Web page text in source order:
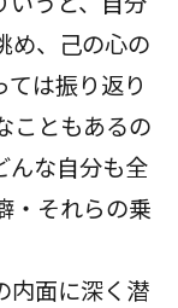
め、己の心の
は振り返り
こともあるの
んな自分も全
・それらの乗
内面に深く潜